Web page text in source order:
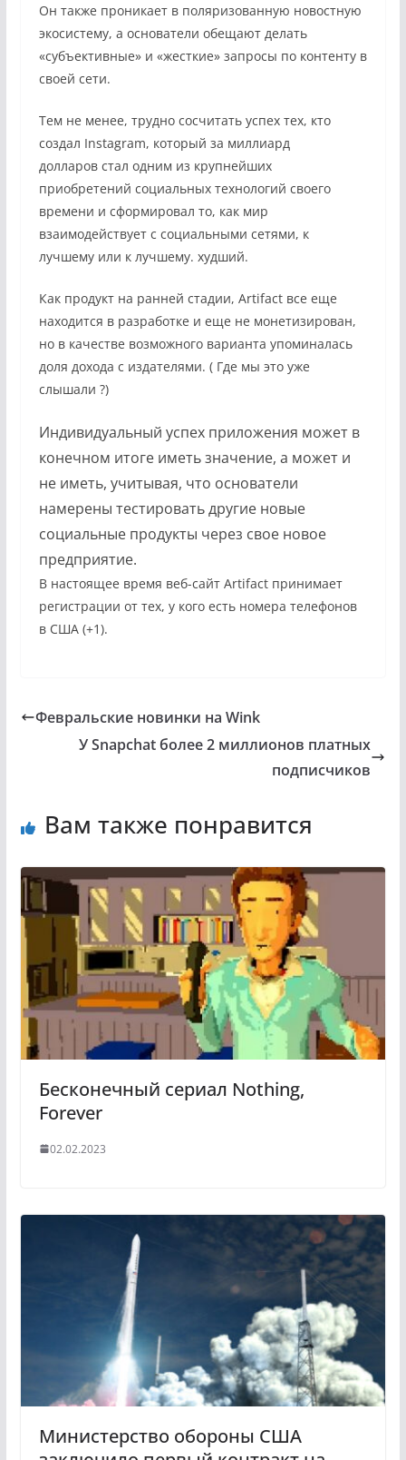
Он также проникает в поляризованную новостную
экосистему, а основатели обещают делать
«субъективные» и «жесткие» запросы по контенту в
своей сети.
Тем не менее, трудно сосчитать успех тех, кто
создал Instagram, который за миллиард
долларовстал одним из крупнейших
приобретений социальных технологий своего
времени и сформировал то, как мир
взаимодействует с социальными сетями, к
лучшему или к лучшему. худший.
Как продукт на ранней стадии, Artifact все еще
находится в разработке и еще не монетизирован,
но в качестве возможного варианта упоминалась
доля дохода с издателями. ( Где мы это уже
слышали ?)
Индивидуальный успех приложения может в
конечном итоге иметь значение, а может и
не иметь, учитывая, что основатели
намерены тестировать другие новые
социальные продукты через свое новое
предприятие.
В настоящее время веб-сайт Artifact принимает
регистрации от тех, у кого есть номера телефонов
в США (+1).
Февральские новинки на Wink
У Snapchat более 2 миллионов платных
подписчиков
Вам также понравится
Бесконечный сериал Nothing,
Forever
02.02.2023
Министерство обороны США